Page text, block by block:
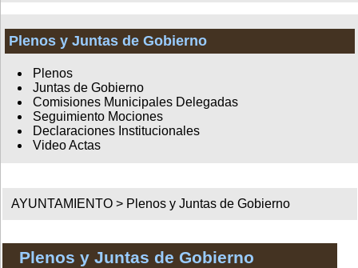
Plenos y Juntas de Gobierno
Plenos
Juntas de Gobierno
Comisiones Municipales Delegadas
Seguimiento Mociones
Declaraciones Institucionales
Video Actas
AYUNTAMIENTO > Plenos y Juntas de Gobierno
Plenos y Juntas de Gobierno